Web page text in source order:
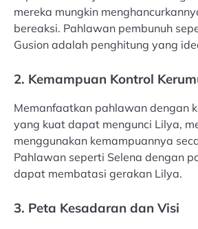
mereka mungkin
bereaksi. Pahlawan pembunuh
Gusion adalah penghitung yang
2. Kemampuan Kontrol
Memanfaatkan pahlawan dengan
yang kuat dapat mengunci Lilya,
menggunakan kemampuannya
Pahlawan seperti Selena dengan
dapat membatasi gerakan Lilya.
3. Peta Kesadaran dan Visi